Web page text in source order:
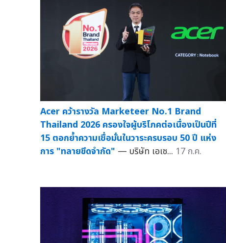
Acer คว้ารางวัล Marketeer No.1 Brand
Thailand 2026 ครองใจผู้บริโภคต่อเนื่องเป็นปีที่
15 ตอกย้ำความเชื่อมั่นในวาระครบรอบ 50 ปี แห่ง
การ "ทลายขีดจำกัด" — บริษัท เอเซ... 17 ก.ค.